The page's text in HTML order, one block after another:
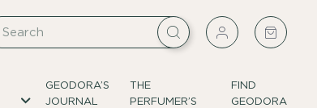
GEODORA’S
JOURNAL
THE
PERFUMER’S
FIND
GEODORA